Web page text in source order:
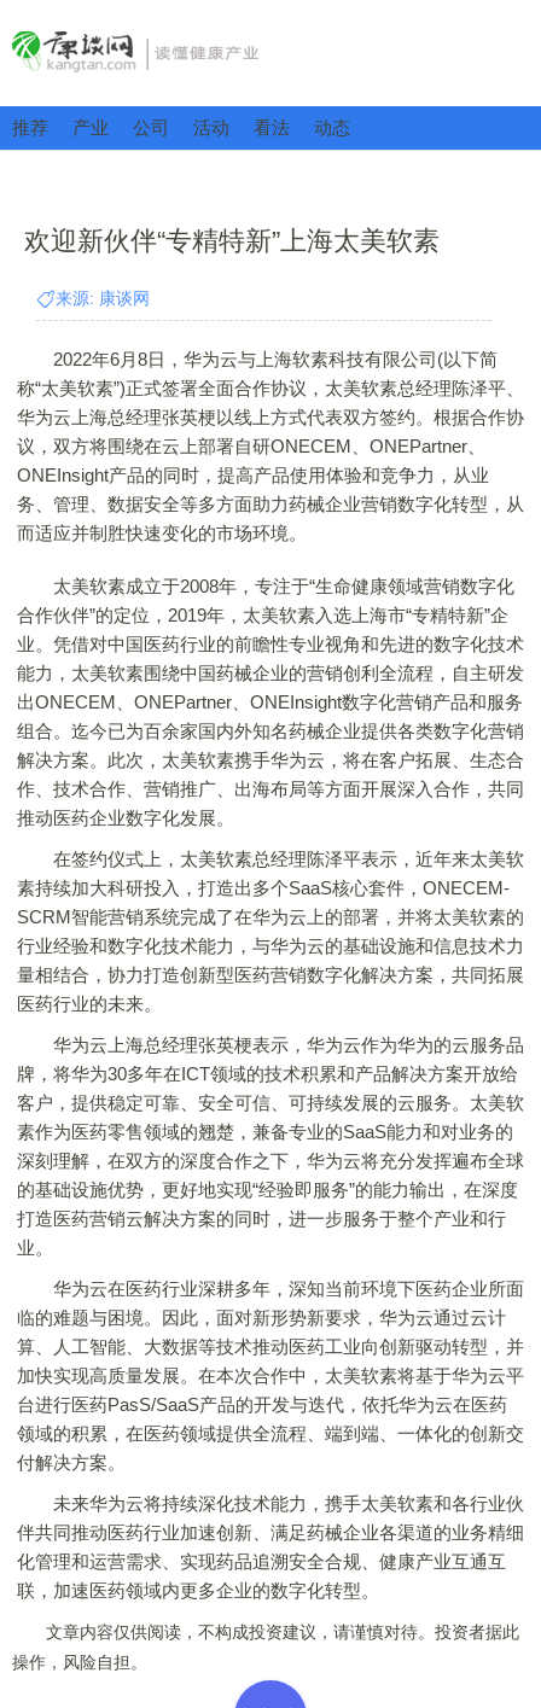
推荐 产业 公司 活动 看法 动态
欢迎新伙伴“专精特新”上海太美软素
来源: 康谈网
2022年6月8日，华为云与上海软素科技有限公司(以下简
称“太美软素”)正式签署全面合作协议，太美软素总经理陈泽平、
华为云上海总经理张英梗以线上方式代表双方签约。根据合作协
议，双方将围绕在云上部署自研ONECEM、ONEPartner、
ONEInsight产品的同时，提高产品使用体验和竞争力，从业
务、管理、数据安全等多方面助力药械企业营销数字化转型，从
而适应并制胜快速变化的市场环境。
太美软素成立于2008年，专注于“生命健康领域营销数字化
合作伙伴”的定位，2019年，太美软素入选上海市“专精特新”企
业。凭借对中国医药行业的前瞻性专业视角和先进的数字化技术
能力，太美软素围绕中国药械企业的营销创利全流程，自主研发
出ONECEM、ONEPartner、ONEInsight数字化营销产品和服务
组合。迄今已为百余家国内外知名药械企业提供各类数字化营销
解决方案。此次，太美软素携手华为云，将在客户拓展、生态合
作、技术合作、营销推广、出海布局等方面开展深入合作，共同
推动医药企业数字化发展。
在签约仪式上，太美软素总经理陈泽平表示，近年来太美软
素持续加大科研投入，打造出多个SaaS核心套件，ONECEM-
SCRM智能营销系统完成了在华为云上的部署，并将太美软素的
行业经验和数字化技术能力，与华为云的基础设施和信息技术力
量相结合，协力打造创新型医药营销数字化解决方案，共同拓展
医药行业的未来。
华为云上海总经理张英梗表示，华为云作为华为的云服务品
牌，将华为30多年在ICT领域的技术积累和产品解决方案开放给
客户，提供稳定可靠、安全可信、可持续发展的云服务。太美软
素作为医药零售领域的翘楚，兼备专业的SaaS能力和对业务的
深刻理解，在双方的深度合作之下，华为云将充分发挥遍布全球
的基础设施优势，更好地实现“经验即服务”的能力输出，在深度
打造医药营销云解决方案的同时，进一步服务于整个产业和行
业。
华为云在医药行业深耕多年，深知当前环境下医药企业所面
临的难题与困境。因此，面对新形势新要求，华为云通过云计
算、人工智能、大数据等技术推动医药工业向创新驱动转型，并
加快实现高质量发展。在本次合作中，太美软素将基于华为云平
台进行医药PasS/SaaS产品的开发与迭代，依托华为云在医药
领域的积累，在医药领域提供全流程、端到端、一体化的创新交
付解决方案。
未来华为云将持续深化技术能力，携手太美软素和各行业伙
伴共同推动医药行业加速创新、满足药械企业各渠道的业务精细
化管理和运营需求、实现药品追溯安全合规、健康产业互通互
联，加速医药领域内更多企业的数字化转型。
文章内容仅供阅读，不构成投资建议，请谨慎对待。投资者据此
操作，风险自担。